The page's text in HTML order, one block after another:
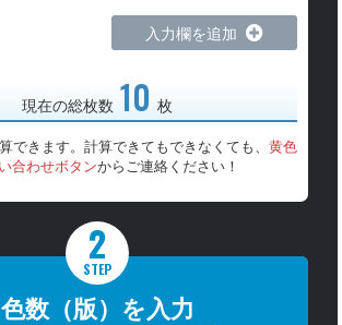
入力欄を追加
現在の総枚数 10 枚
できます。計算できてもできなくても、 黄色
合わせボタンからご連絡ください！
2
STEP
色数（版）を入力